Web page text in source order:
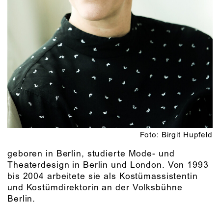
Foto: Birgit Hupfeld
geboren in Berlin, studierte Mode- und
Theaterdesign in Berlin und London. Von 1993
bis 2004 arbeitete sie als Kostümassistentin
und Kostümdirektorin an der Volksbühne
Berlin.